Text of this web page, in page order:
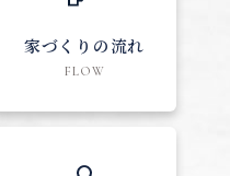
家づくりの流れ
FLOW